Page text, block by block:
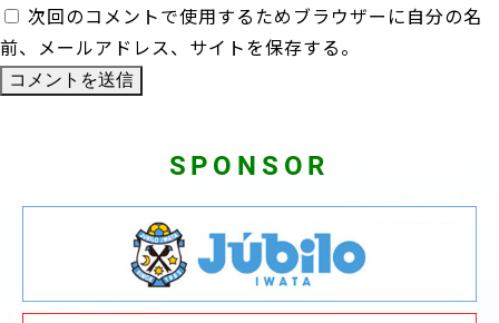
次回のコメントで使用するためブラウザーに自分の名
前、メールアドレス、サイトを保存する。
SPONSOR